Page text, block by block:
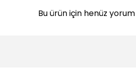
Bu ürün için henüz yorum